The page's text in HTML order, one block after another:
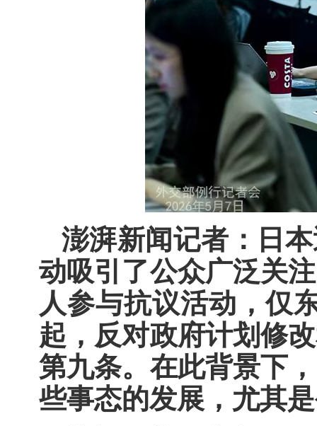
澎湃新闻记者：日
动吸引了公众广泛关
人参与抗议活动，仅
起，反对政府计划修
第九条。在此背景下
些事态的发展，尤其